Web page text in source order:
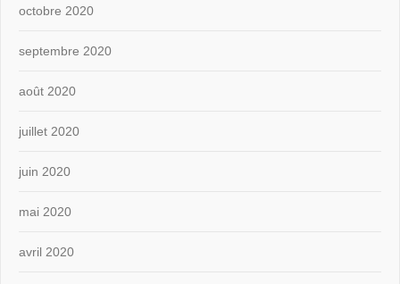
octobre 2020
septembre 2020
août 2020
juillet 2020
juin 2020
mai 2020
avril 2020